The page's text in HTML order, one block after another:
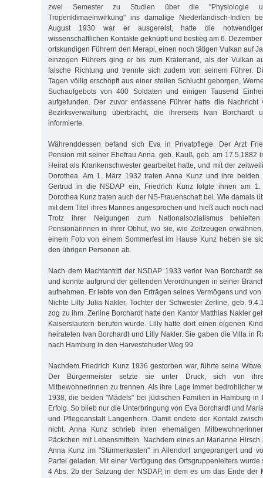
zwei Semester zu Studien über die "Physiologie
Tropenklimaeinwirkung" ins damalige Niederländisch-Indien
August 1930 war er ausgereist, hatte die
wissenschaftlichen Kontakte geknüpft und bestieg am 6.
ortskundigen Führern den Merapi, einen noch tätigen Vulkan auf
einzogen Führers ging er bis zum Kraterrand, als der Vulkan
falsche Richtung und trennte sich zudem von seinem Führer.
Tagen völlig erschöpft aus einer steilen Schlucht geborgen,
Suchaufgebots von 400 Soldaten und einigen Tausend
aufgefunden. Der zuvor entlassene Führer hatte die
Bezirksverwaltung überbracht, die ihrerseits Ivan Borchardt
informierte.
Währenddessen befand sich Eva in Privatpflege. Der Arzt
Pension mit seiner Ehefrau Anna, geb. Kauß, geb. am 17.5.1882
Heirat als Krankenschwester gearbeitet hatte, und mit der
Dorothea. Am 1. März 1932 traten Anna Kunz und ihre beiden
Gertrud in die NSDAP ein, Friedrich Kunz folgte ihnen am 1.
Dorothea Kunz traten auch der NS-Frauenschaft bei. Wie damals
mit dem Titel ihres Mannes angesprochen und hieß auch noch
Trotz ihrer Neigungen zum Nationalsozialismus
Pensionärinnen in ihrer Obhut, wo sie, wie Zeitzeugen
einem Foto von einem Sommerfest im Hause Kunz heben sie
den übrigen Personen ab.
Nach dem Machtantritt der NSDAP 1933 verlor Ivan Borchardt
und konnte aufgrund der geltenden Verordnungen in seiner
aufnehmen. Er lebte von den Erträgen seines Vermögens und
Nichte Lilly Julia Nakler, Tochter der Schwester Zerline, geb.
zog zu ihm. Zerline Borchardt hatte den Kantor Matthias Nakler
Kaiserslautern berufen wurde. Lilly hatte dort einen eigenen
heirateten Ivan Borchardt und Lilly Nakler. Sie gaben die Villa in
nach Hamburg in den Harvestehuder Weg 99.
Nachdem Friedrich Kunz 1936 gestorben war, führte seine
Der Bürgermeister setzte sie unter Druck, sich von
Mitbewohnerinnen zu trennen. Als ihre Lage immer bedrohlicher
1938, die beiden "Mädels" bei jüdischen Familien in Hamburg in
Erfolg. So blieb nur die Unterbringung von Eva Borchardt und
und Pflegeanstalt Langenhorn. Damit endete der Kontakt
nicht. Anna Kunz schrieb ihren ehemaligen
Päckchen mit Lebensmitteln. Nachdem eines an Marianne
Anna Kunz im "Stürmerkasten" in Allendorf angeprangert und
Partei geladen. Mit einer Verfügung des Ortsgruppenleiters wurde
4 Abs. 2b der Satzung der NSDAP, in dem es um das Ende der